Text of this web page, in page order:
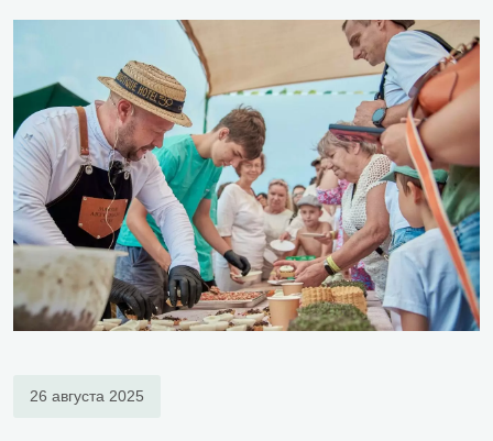
26 августа 2025